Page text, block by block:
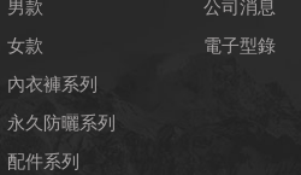
男款
女款
內衣褲系列
永久防曬系列
配件系列
公司消息
電子型錄